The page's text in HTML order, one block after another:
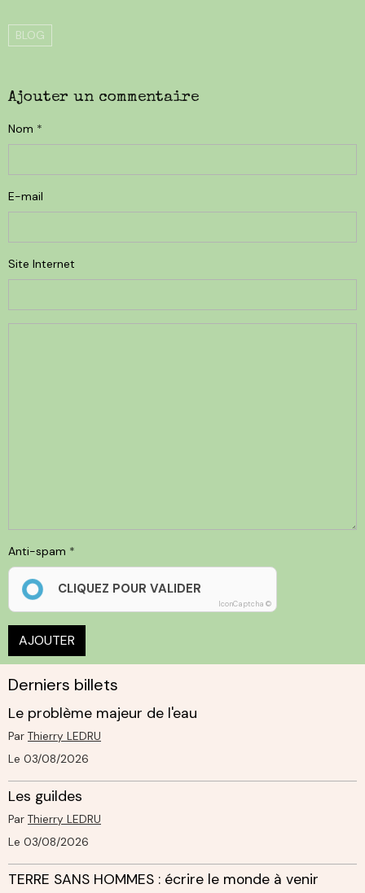
BLOG
Ajouter un commentaire
Nom
E-mail
Site Internet
Anti-spam
CLIQUEZ POUR VALIDER
IconCaptcha ©
AJOUTER
Derniers billets
Le problème majeur de l'eau
Par Thierry LEDRU
Le 03/08/2026
Les guildes
Par Thierry LEDRU
Le 03/08/2026
TERRE SANS HOMMES : écrire le monde à venir